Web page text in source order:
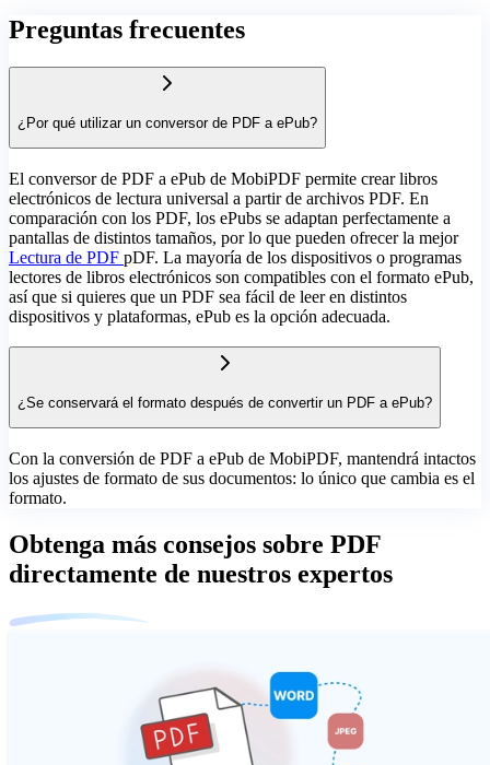
Preguntas frecuentes
¿Por qué utilizar un conversor de PDF a ePub?
El conversor de PDF a ePub de MobiPDF permite crear libros
electrónicos de lectura universal a partir de archivos PDF. En
comparación con los PDF, los ePubs se adaptan perfectamente a
pantallas de distintos tamaños, por lo que pueden ofrecer la mejor
Lectura de PDF pDF. La mayoría de los dispositivos o programas
lectores de libros electrónicos son compatibles con el formato ePub,
así que si quieres que un PDF sea fácil de leer en distintos
dispositivos y plataformas, ePub es la opción adecuada.
¿Se conservará el formato después de convertir un PDF a ePub?
Con la conversión de PDF a ePub de MobiPDF, mantendrá intactos
los ajustes de formato de sus documentos: lo único que cambia es el
formato.
Obtenga más consejos sobre PDF
directamente de nuestros expertos